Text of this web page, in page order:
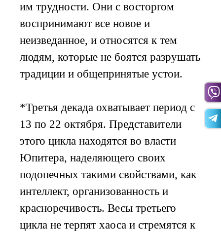
им трудности. Они с восторгом
воспринимают все новое и
неизведанное, и относятся к тем
людям, которые не боятся разрушать
традиции и общепринятые устои.
*Третья декада охватывает период с
13 по 22 октября. Представители
этого цикла находятся во власти
Юпитера, наделяющего своих
подопечных такими свойствами, как
интеллект, организованность и
красноречивость. Весы третьего
цикла не терпят хаоса и стремятся к